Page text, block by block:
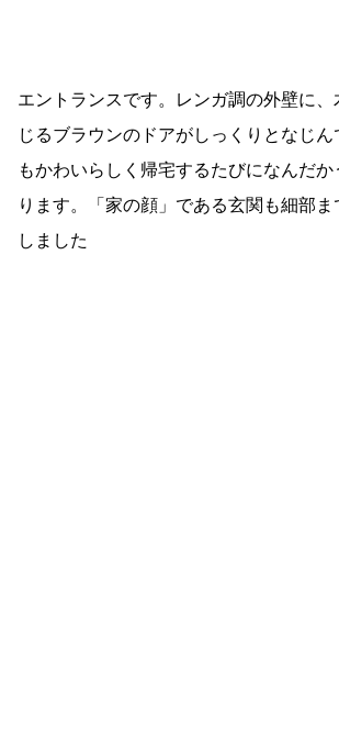
エントランスです。レンガ調の外壁に
じるブラウンのドアがしっくりとなじん
もかわいらしく帰宅するたびになんだ
ります。「家の顔」である玄関も細部
しました